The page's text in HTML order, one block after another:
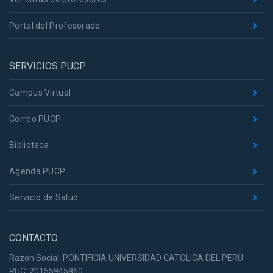
Portal del Profesorado
SERVICIOS PUCP
Campus Virtual
Correo PUCP
Biblioteca
Agenda PUCP
Servicio de Salud
CONTACTO
Razón Social: PONTIFICIA UNIVERSIDAD CATOLICA DEL PERU